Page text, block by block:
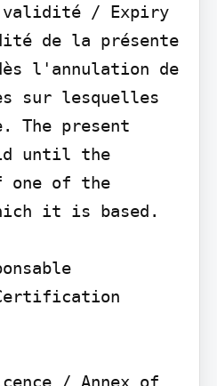
validité / Expiry
de la présente
l'annulation de
sur lesquelles
The present
until the
one of the
it is based.
/ Annex of